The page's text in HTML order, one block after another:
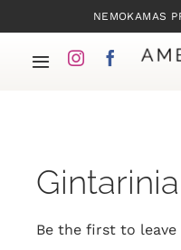
to
content
NEMOKAMAS
Toggle
Be the first to leave